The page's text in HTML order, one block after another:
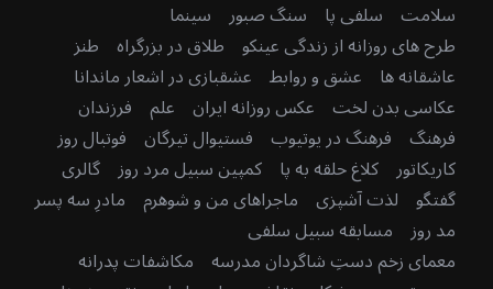
سلامت سلفی پا سنگ صبور سینما
طرح های روزانه از زندگی عینکو طلاق در بزرگراه طنز
عاشقانه ها عشق و روابط عشقبازی در اشعار ماندانا
عکاسی بدن لخت عکس روزانه ایران علم فرزندان
فرهنگ فرهنگ در یوتیوب فستیوال تیرگان فوتبال روز
کاریکاتور کلاغ حلقه به پا کمپین سبیل مرد روز گالری
گفتگو لذت آشپزی ماجراهای من و شوهرم مادرِ سه پسر
مد روز مسابقه سبیل سلفی
معمای زخم دستِ شاگردان مدرسه مکاشفات پدرانه